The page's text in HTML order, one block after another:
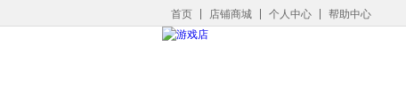
首页 店铺商城 个人中心 帮助中心